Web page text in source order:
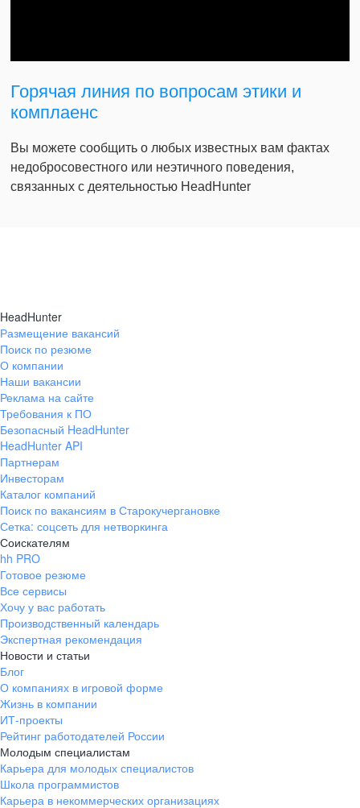
Горячая линия по вопросам этики и
комплаенс
Вы можете сообщить о любых известных вам фактах
недобросовестного или неэтичного поведения,
связанных с деятельностью HeadHunter
HeadHunter
Размещение вакансий
Поиск по резюме
О компании
Наши вакансии
Реклама на сайте
Требования к ПО
Безопасный HeadHunter
HeadHunter API
Партнерам
Инвесторам
Каталог компаний
Поиск по вакансиям в Старокучергановке
Сетка: соцсеть для нетворкинга
Соискателям
hh PRO
Готовое резюме
Все сервисы
Хочу у вас работать
Производственный календарь
Экспертная рекомендация
Новости и статьи
Блог
О компаниях в игровой форме
Жизнь в компании
ИТ-проекты
Рейтинг работодателей России
Молодым специалистам
Карьера для молодых специалистов
Школа программистов
Карьера в некоммерческих организациях